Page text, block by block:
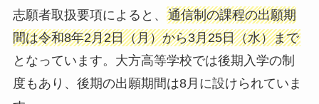
志願者取扱要項によると、 通信制の課程の出願期
間は令和8年2月2日（月）から3月25日（水）まで
となっています。大方高等学校では後期入学の制
度もあり、後期の出願期間は8月に設けられていま